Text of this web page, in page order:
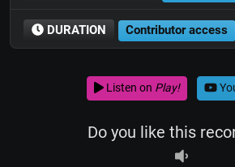
DURATION Contributor access
Listen on Play!
Do you like this